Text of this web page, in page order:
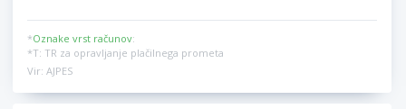
*Oznake vrst računov:
*T: TR za opravljanje plačilnega prometa
Vir: AJPES